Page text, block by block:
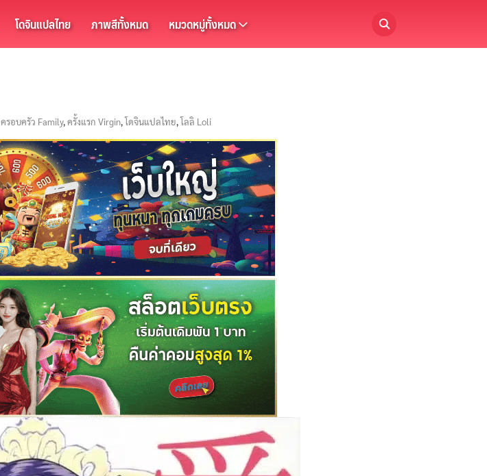
โดจินแปลไทย ภาพสีทั้งหมด หมวดหมู่ทั้งหมด
ครอบครัว Family,ครั้งแรก Virgin,โดจินแปลไทย,โลลิ Loli